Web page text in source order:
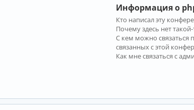
Информация о
Кто написал эту
Почему здесь нет
С кем можно связаться
связанных с этой
Как мне связаться с